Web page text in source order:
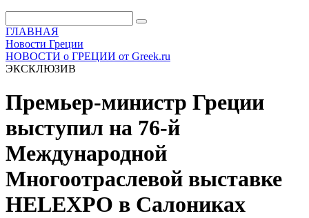
ГЛАВНАЯ
Новости Греции
НОВОСТИ о ГРЕЦИИ от Greek.ru
ЭКСКЛЮЗИВ
Премьер-министр Греции
выступил на 76-й
Международной
Многоотраслевой выставке
HELEXPO в Салониках